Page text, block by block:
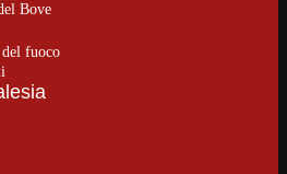
Bove
fuoco